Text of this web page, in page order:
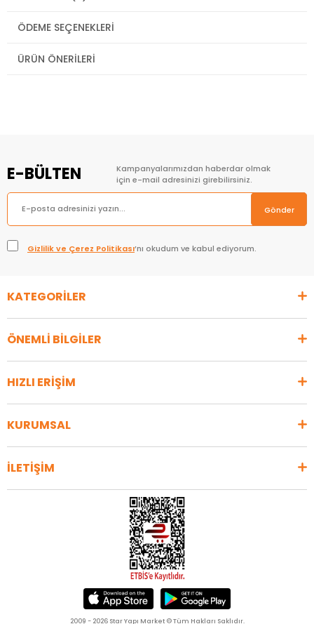
ÖDEME SEÇENEKLERI
ÜRÜN ÖNERILERI
E-BÜLTEN
Kampanyalarımızdan haberdar olmak
için e-mail adresinizi girebilirsiniz.
Gönder
Gizlilik ve Çerez Politikası’nı okudum ve kabul ediyorum.
KATEGORİLER
ÖNEMLİ BİLGİLER
HIZLI ERİŞİM
KURUMSAL
İLETİŞİM
2009 - 2026 Star Yapı Market © Tüm Hakları Saklıdır.